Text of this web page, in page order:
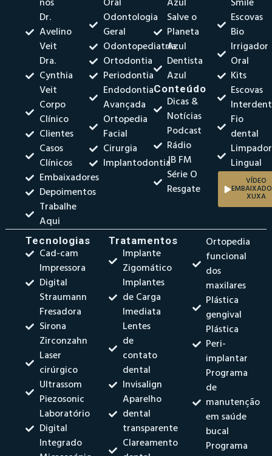
nós
Dr.
Avelino
Veit
Dra.
Cynthia
Veit
Corpo
Clínico
Clientes
Casos
Clínicos
Embaixadores
Depoimentos
Trabalhe
Aqui
Oral
Odontologia
Geral
Odontopediatria
Ortodontia
Periodontia
Endodontia
Avançada
Ortopedia
Facial
Cirurgia
Implantodontia
Azul
Salve o
Planeta
Azul
Dentista
Azul
Conteúdo
Dicas &
Notícias
Podcast
Rádio
JB FM
Série O
Resgate
Smile
Escovas
Bio
Irrigador
Oral
Kits
Escovas
Fio
dental
Limpador
Lingual
VÍDEO
XUXA
Tecnologias
Cad-cam
Impressora
Digital
Straumann
Fresadora
Sirona
Zirconzahn
Laser
cirúrgico
Ultrassom
Piezosonic
Laboratório
Digital
Integrado
Tratamentos
Implante
Zigomático
Implantes
de Carga
Imediata
Lentes
de
contato
dental
Invisalign
Aparelho
dental
transparente
Clareamento
Ortopedia
funcional
dos
maxilares
Plástica
gengival
Plástica
Peri-
implantar
Programa
de
manutenção
em saúde
bucal
Programa